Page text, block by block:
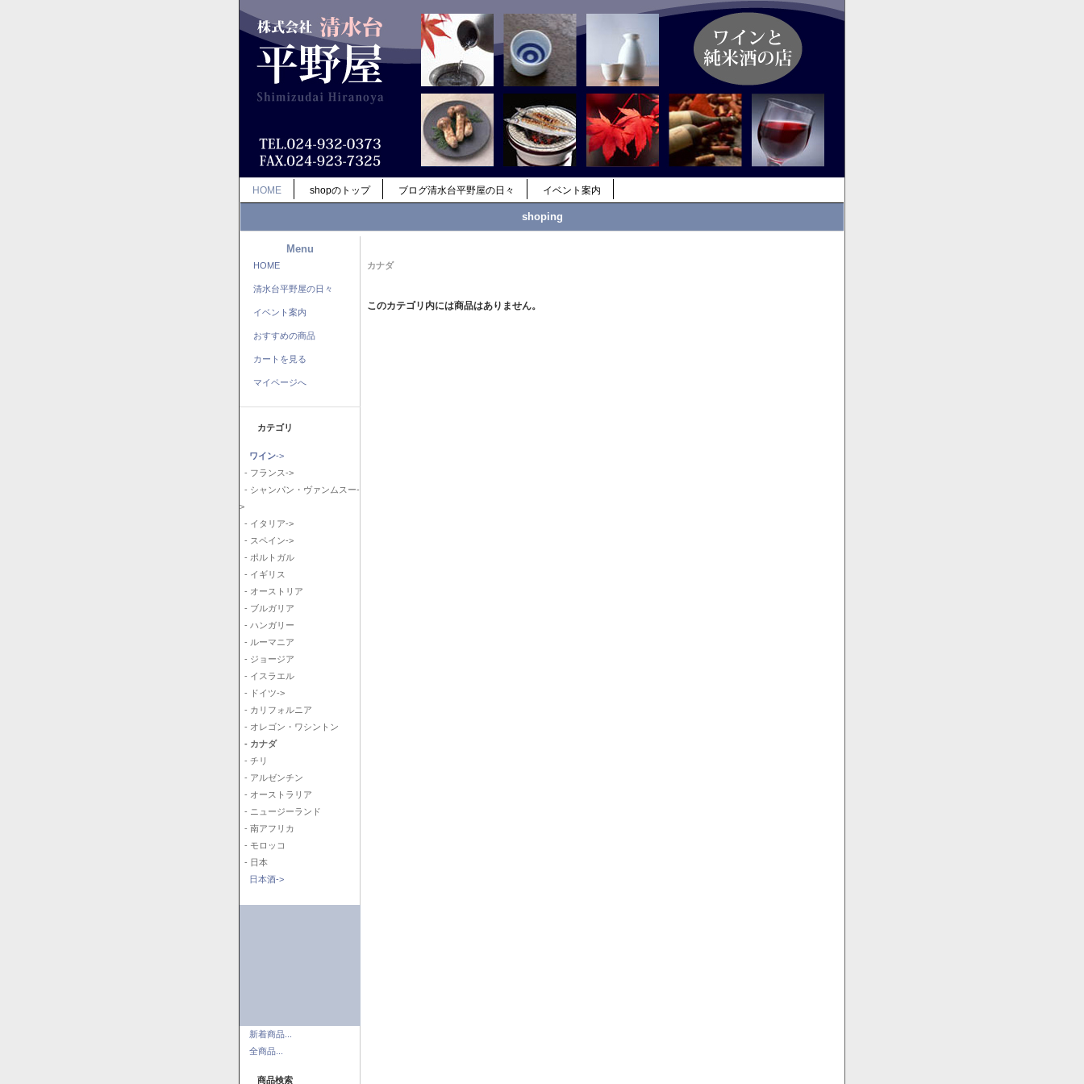
HOME shopのトップ ブログ清水台平野屋の日々 イベント案内
shoping
Menu
HOME
清水台平野屋の日々
イベント案内
おすすめの商品
カートを見る
マイページへ
カテゴリ
ワイン->
- フランス->
- シャンパン・ヴァンムスー-
>
- イタリア->
- スペイン->
- ポルトガル
- イギリス
- オーストリア
- ブルガリア
- ハンガリー
- ルーマニア
- ジョージア
- イスラエル
- ドイツ->
- カリフォルニア
- オレゴン・ワシントン
- カナダ
- チリ
- アルゼンチン
- オーストラリア
- ニュージーランド
- 南アフリカ
- モロッコ
- 日本
日本酒->
新着商品...
全商品...
商品検索
カナダ
このカテゴリ内には商品はありません。